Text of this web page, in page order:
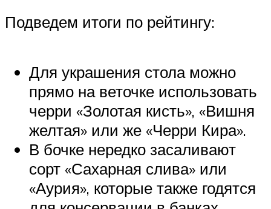
Подведем итоги по рейтингу:
Для украшения стола можно
прямо на веточке использовать
черри «Золотая кисть», «Вишня
желтая» или же «Черри Кира».
В бочке нередко засаливают
сорт «Сахарная слива» или
«Аурия», которые также годятся